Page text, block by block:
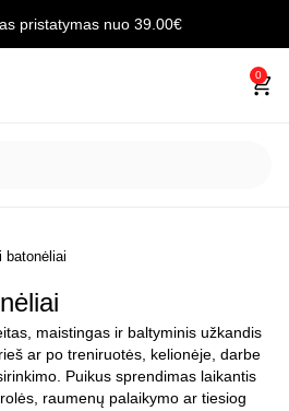
pristatymas nuo 39.00€
0
batonėliai
maistingas ir baltyminis užkandis
ar po treniruotės, kelionėje, darbe
Puikus sprendimas laikantis
raumenų palaikymo ar tiesiog